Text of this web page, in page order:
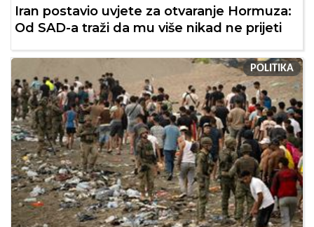
Iran postavio uvjete za otvaranje Hormuza:
Od SAD-a traži da mu više nikad ne prijeti
POLITIKA